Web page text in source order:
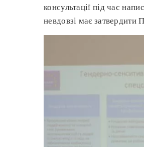
консультації під час
невдовзі має затвердити